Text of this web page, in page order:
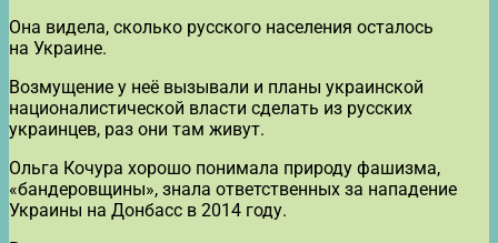
Она видела, сколько русского населения осталось
на Украине.
Возмущение у неё вызывали и планы украинской
националистической власти сделать из русских
украинцев, раз они там живут.
Ольга Кочура хорошо понимала природу фашизма,
«бандеровщины», знала ответственных за нападение
Украины на Донбасс в 2014 году.